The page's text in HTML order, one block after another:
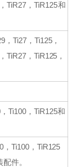
，TiR27 ，TiR125和
， Ti27， Ti125，
TiR27， TiR125 ，
，Ti100 ，TiR125和
， Ti100， TiR125
件。